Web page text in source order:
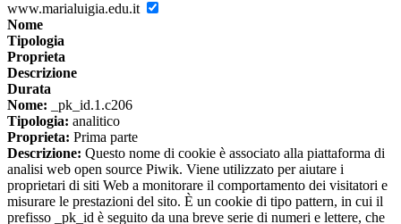
www.marialuigia.edu.it
Nome
Tipologia
Proprieta
Descrizione
Durata
Nome: _pk_id.1.c206
Tipologia: analitico
Proprieta: Prima parte
Descrizione: Questo nome di cookie è associato alla piattaforma di
analisi web open source Piwik. Viene utilizzato per aiutare i
proprietari di siti Web a monitorare il comportamento dei visitatori e
misurare le prestazioni del sito. È un cookie di tipo pattern, in cui il
prefisso _pk_id è seguito da una breve serie di numeri e lettere, che